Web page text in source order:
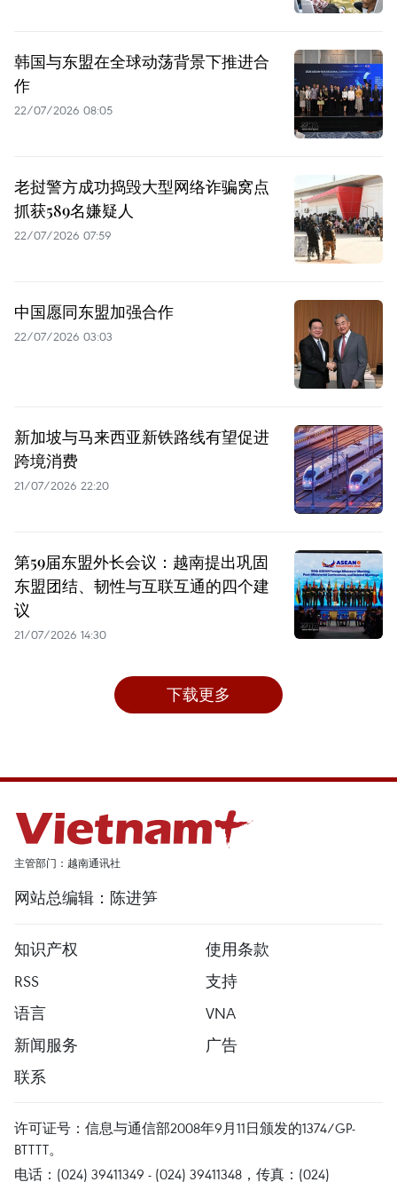
韩国与东盟在全球动荡背景下推进合
作
22/07/2026 08:05
老挝警方成功捣毁大型网络诈骗窝点
抓获589名嫌疑人
22/07/2026 07:59
中国愿同东盟加强合作
22/07/2026 03:03
新加坡与马来西亚新铁路线有望促进
跨境消费
21/07/2026 22:20
第59届东盟外长会议：越南提出巩固
东盟团结、韧性与互联互通的四个建
议
21/07/2026 14:30
下载更多
主管部门：越南通讯社
网站总编辑：陈进笋
知识产权
使用条款
RSS
支持
语言
VNA
新闻服务
广告
联系
许可证号：信息与通信部2008年9月11日颁发的1374/GP-
BTTTT。
电话：(024) 39411349 - (024) 39411348，传真：(024)